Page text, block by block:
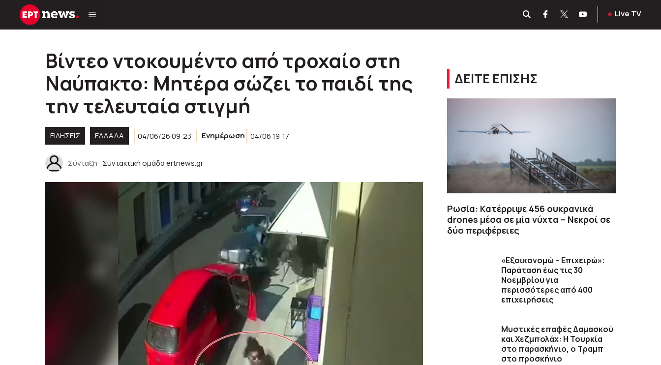
Μετάβαση
Live TV
Bίντεο ντοκουμέντο από τροχαίο στη
Ναύπακτο: Μητέρα σώζει το παιδί της
την τελευταία στιγμή
ΕΙΔΗΣΕΙΣ ΕΛΛΑΔΑ 04/06/26 09:23 Ενημέρωση 04/06 19:17
Σύνταξη Συντακτική ομάδα ertnews.gr
ΔΕΙΤΕ ΕΠΙΣΗΣ
Ρωσία: Κατέρριψε 456 ουκρανικά
drones μέσα σε μία νύχτα – Νεκροί σε
δύο περιφέρειες
«Εξοικονομώ – Επιχειρώ»:
Παράταση έως τις 30
Νοεμβρίου για
περισσότερες από 400
επιχειρήσεις
​Μυστικές επαφές Δαμασκού
και Χεζμπολάχ: Η Τουρκία
στο παρασκήνιο, ο Τραμπ
στο προσκήνιο